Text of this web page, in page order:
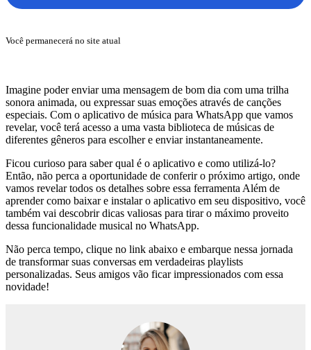
Você permanecerá no site atual
Imagine poder enviar uma mensagem de bom dia com uma trilha
sonora animada, ou expressar suas emoções através de canções
especiais. Com o aplicativo de música para WhatsApp que vamos
revelar, você terá acesso a uma vasta biblioteca de músicas de
diferentes gêneros para escolher e enviar instantaneamente.
Ficou curioso para saber qual é o aplicativo e como utilizá-lo?
Então, não perca a oportunidade de conferir o próximo artigo, onde
vamos revelar todos os detalhes sobre essa ferramenta Além de
aprender como baixar e instalar o aplicativo em seu dispositivo, você
também vai descobrir dicas valiosas para tirar o máximo proveito
dessa funcionalidade musical no WhatsApp.
Não perca tempo, clique no link abaixo e embarque nessa jornada
de transformar suas conversas em verdadeiras playlists
personalizadas. Seus amigos vão ficar impressionados com essa
novidade!